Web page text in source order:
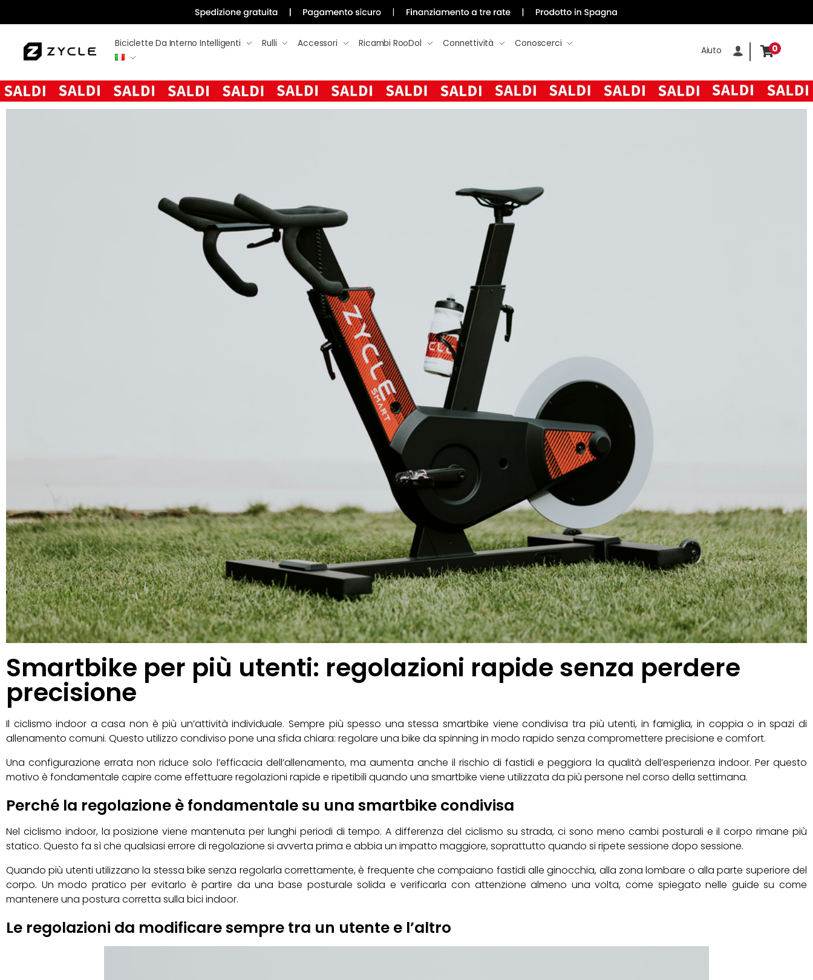
Biciclette Da Interno Intelligenti Rulli Accessori Ricambi RooDol Connettività Conoscerci
Aiuto 0
Smartbike per più utenti: regolazioni rapide senza perdere
precisione
Il ciclismo indoor a casa non è più un’attività individuale. Sempre più spesso una stessa smartbike viene condivisa tra più utenti, in famiglia, in coppia o in spazi di
allenamento comuni. Questo utilizzo condiviso pone una sfida chiara: regolare una bike da spinning in modo rapido senza compromettere precisione e comfort.
Una configurazione errata non riduce solo l’efficacia dell’allenamento, ma aumenta anche il rischio di fastidi e peggiora la qualità dell’esperienza indoor. Per questo
motivo è fondamentale capire come effettuare regolazioni rapide e ripetibili quando una smartbike viene utilizzata da più persone nel corso della settimana.
Perché la regolazione è fondamentale su una smartbike condivisa
Nel ciclismo indoor, la posizione viene mantenuta per lunghi periodi di tempo. A differenza del ciclismo su strada, ci sono meno cambi posturali e il corpo rimane più
statico. Questo fa sì che qualsiasi errore di regolazione si avverta prima e abbia un impatto maggiore, soprattutto quando si ripete sessione dopo sessione.
Quando più utenti utilizzano la stessa bike senza regolarla correttamente, è frequente che compaiano fastidi alle ginocchia, alla zona lombare o alla parte superiore del
corpo. Un modo pratico per evitarlo è partire da una base posturale solida e verificarla con attenzione almeno una volta, come spiegato nelle guide su come
mantenere una postura corretta sulla bici indoor.
Le regolazioni da modificare sempre tra un utente e l’altro